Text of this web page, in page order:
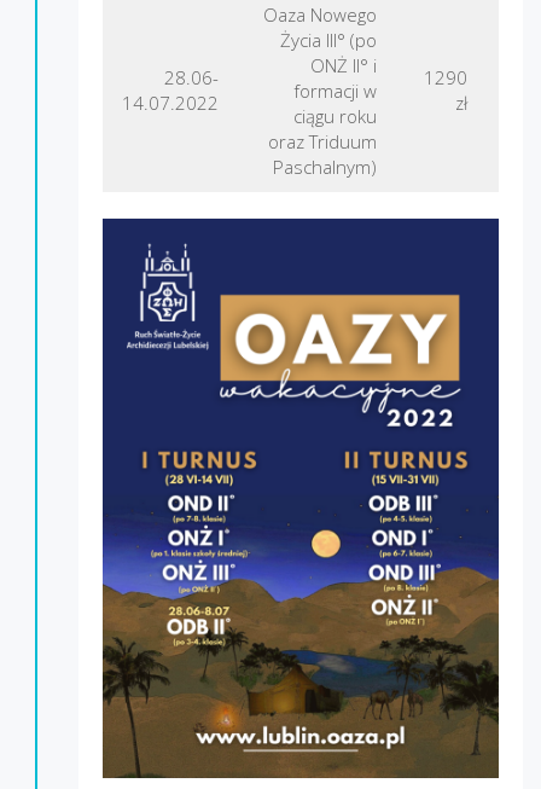
28.06-
14.07.2022
Oaza Nowego
Życia III° (po
ONŻ II° i
formacji w
ciągu roku
oraz Triduum
Paschalnym)
1290
zł